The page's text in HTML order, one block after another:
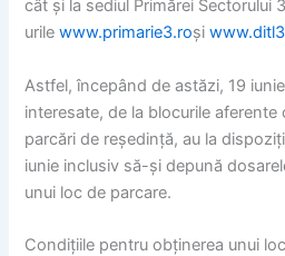
cât și la sediul Primărei Sectorului
urilewww.primarie3.roși
Astfel, începând de astăzi, 19
interesate, de la blocurile
parcări de reședință, au la
iunie inclusiv să-și depună
unui loc de parcare.
Condițiile pentru obținerea unui